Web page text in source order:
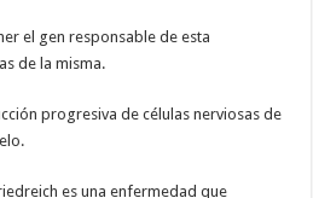
el gen responsable de esta
de la misma.
progresiva de células nerviosas de
es una enfermedad que